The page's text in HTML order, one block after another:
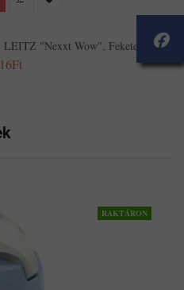
LEITZ "Nexxt Wow", Fekete
RAKTÁRON